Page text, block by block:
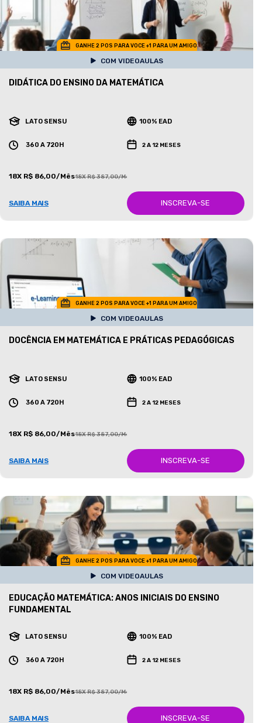
GANHE 2 POS PARA VOCE +1 PARA UM AMIGO
COM VIDEOAULAS
DIDÁTICA DO ENSINO DA MATEMÁTICA
LATO SENSU 100% EAD
360 A 720H 2 A 12 MESES
18X R$ 86,00/Mês18X R$ 387,00/Mês
SAIBA MAIS INSCREVA-SE
GANHE 2 POS PARA VOCE +1 PARA UM AMIGO
COM VIDEOAULAS
DOCÊNCIA EM MATEMÁTICA E PRÁTICAS PEDAGÓGICAS
LATO SENSU 100% EAD
360 A 720H 2 A 12 MESES
18X R$ 86,00/Mês18X R$ 387,00/Mês
SAIBA MAIS INSCREVA-SE
GANHE 2 POS PARA VOCE +1 PARA UM AMIGO
COM VIDEOAULAS
EDUCAÇÃO MATEMÁTICA: ANOS INICIAIS DO ENSINO
FUNDAMENTAL
LATO SENSU 100% EAD
360 A 720H 2 A 12 MESES
18X R$ 86,00/Mês18X R$ 387,00/Mês
SAIBA MAIS INSCREVA-SE